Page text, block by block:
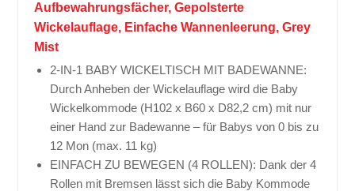
Aufbewahrungsfächer, Gepolsterte
Wickelauflage, Einfache Wannenleerung, Grey
Mist
2-IN-1 BABY WICKELTISCH MIT BADEWANNE:
Durch Anheben der Wickelauflage wird die Baby
Wickelkommode (H102 x B60 x D82,2 cm) mit nur
einer Hand zur Badewanne – für Babys von 0 bis zu
12 Mon (max. 11 kg)
EINFACH ZU BEWEGEN (4 ROLLEN): Dank der 4
Rollen mit Bremsen lässt sich die Baby Kommode